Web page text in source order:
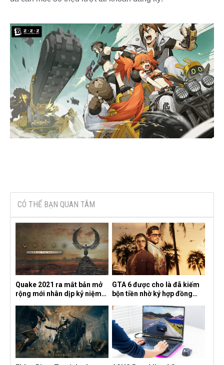
CÓ THỂ BẠN QUAN TÂM
Quake 2021 ra mắt bản mở
rộng mới nhân dịp kỷ niệm
the Machine
GTA 6 được cho là đã kiếm
bộn tiền nhờ ký hợp đồng